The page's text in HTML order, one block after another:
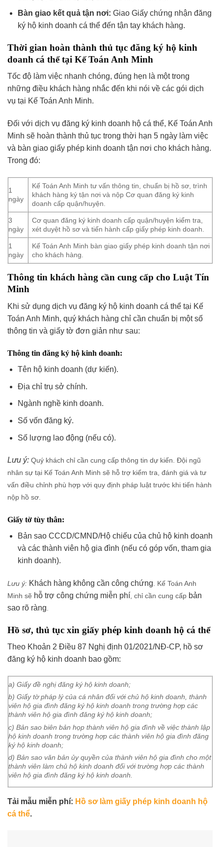
Bàn giao kết quả tận nơi: Giao Giấy chứng nhận đăng
ký hộ kinh doanh cá thể đến tận tay khách hàng.
Thời gian hoàn thành thủ tục đăng ký hộ kinh
doanh cá thể tại Kế Toán Anh Minh
Tốc độ làm việc nhanh chóng, đúng hẹn là một trong
những điều khách hàng nhắc đến khi nói về các gói dịch
vụ tại Kế Toán Anh Minh.
Đối với dịch vụ đăng ký kinh doanh hộ cá thể, Kế Toán Anh
Minh sẽ hoàn thành thủ tục trong thời hạn 5 ngày làm việc
và bàn giao giấy phép kinh doanh tận nơi cho khách hàng.
Trong đó:
1
ngày
Kế Toán Anh Minh tư vấn thông tin, chuẩn bị hồ sơ, trình
khách hàng ký tận nơi và nộp Cơ quan đăng ký kinh
doanh cấp quận/huyện.
3
ngày
Cơ quan đăng ký kinh doanh cấp quận/huyện kiểm tra,
xét duyệt hồ sơ và tiến hành cấp giấy phép kinh doanh.
1
ngày
Kế Toán Anh Minh bàn giao giấy phép kinh doanh tận nơi
cho khách hàng.
Thông tin khách hàng cần cung cấp cho Luật Tín
Minh
Khi sử dụng dịch vụ đăng ký hộ kinh doanh cá thể tại Kế
Toán Anh Minh, quý khách hàng chỉ cần chuẩn bị một số
thông tin và giấy tờ đơn giản như sau:
Thông tin đăng ký hộ kinh doanh:
Tên hộ kinh doanh (dự kiến).
Địa chỉ trụ sở chính.
Ngành nghề kinh doanh.
Số vốn đăng ký.
Số lượng lao động (nếu có).
Lưu ý: Quý khách chỉ cần cung cấp thông tin dự kiến. Đội ngũ
nhân sự tại Kế Toán Anh Minh sẽ hỗ trợ kiểm tra, đánh giá và tư
vấn điều chỉnh phù hợp với quy định pháp luật trước khi tiến hành
nộp hồ sơ.
Giấy tờ tùy thân:
Bản sao CCCD/CMND/Hộ chiếu của chủ hộ kinh doanh
và các thành viên hộ gia đình (nếu có góp vốn, tham gia
kinh doanh).
Lưu ý: Khách hàng không cần công chứng . Kế Toán Anh
Minh sẽ hỗ trợ công chứng miễn phí , chỉ cần cung cấp bản
sao rõ ràng
Hồ sơ, thủ tục xin giấy phép kinh doanh hộ cá thể
Theo Khoản 2 Điều 87 Nghị định 01/2021/NĐ-CP, hồ sơ
đăng ký hộ kinh doanh bao gồm:
a) Giấy đề nghị đăng ký hộ kinh doanh;
b) Giấy tờ pháp lý của cá nhân đối với chủ hộ kinh doanh, thành
viên hộ gia đình đăng ký hộ kinh doanh trong trường hợp các
thành viên hộ gia đình đăng ký hộ kinh doanh;
c) Bản sao biên bản họp thành viên hộ gia đình về việc thành lập
hộ kinh doanh trong trường hợp các thành viên hộ gia đình đăng
ký hộ kinh doanh;
d) Bản sao văn bản ủy quyền của thành viên hộ gia đình cho một
thành viên làm chủ hộ kinh doanh đối với trường hợp các thành
viên hộ gia đình đăng ký hộ kinh doanh.
Tải mẫu miễn phí: Hồ sơ làm giấy phép kinh doanh hộ
cá thể.